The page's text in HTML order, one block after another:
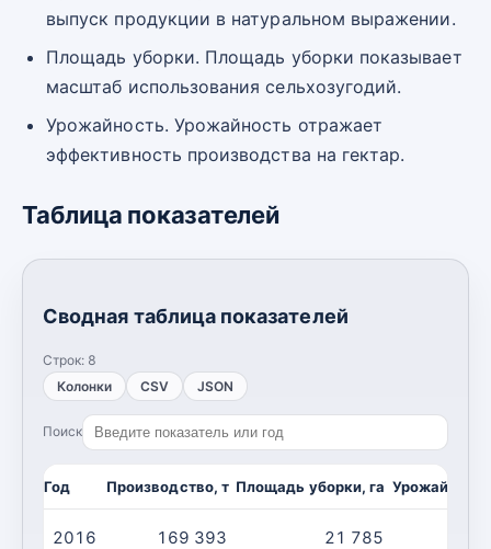
выпуск продукции в натуральном выражении.
Площадь уборки. Площадь уборки показывает
масштаб использования сельхозугодий.
Урожайность. Урожайность отражает
эффективность производства на гектар.
Таблица показателей
Сводная таблица показателей
Строк: 8
Колонки
CSV JSON
Поиск
Год Производство, т Площадь уборки, га
2016 169 393 21 785